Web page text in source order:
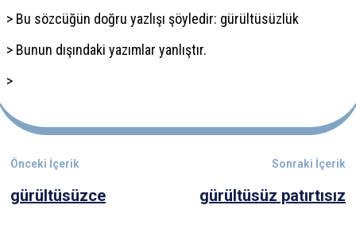
> Bu sözcüğün doğru yazlışı şöyledir: gürültüsüzlük
> Bunun dışındaki yazımlar yanlıştır.
>
Önceki İçerik
gürültüsüzce
Sonraki İçerik
gürültüsüz patırtısız